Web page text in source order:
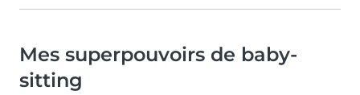
Mes superpouvoirs de baby-
sitting